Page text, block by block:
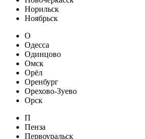
Норильск
Ноябрьск
О
Одесса
Одинцово
Омск
Орёл
Оренбург
Орехово-Зуево
Орск
П
Пенза
Первоуральск